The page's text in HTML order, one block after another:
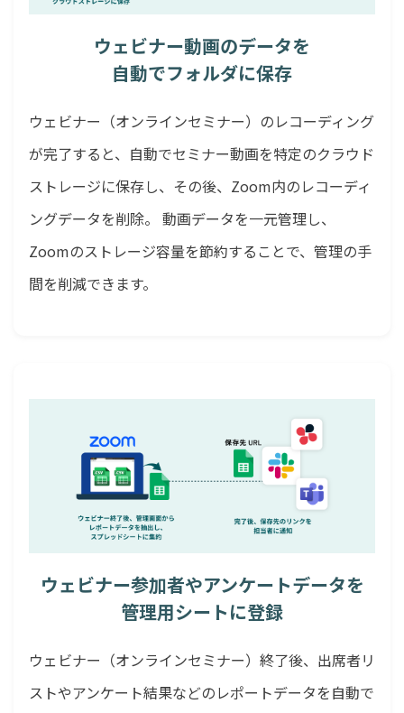
ウェビナー動画のデータを
自動でフォルダに保存
ウェビナー（オンラインセミナー）のレコーディング
が完了すると、自動でセミナー動画を特定のクラウド
ストレージに保存し、その後、Zoom内のレコーディ
ングデータを削除。 動画データを一元管理し、
Zoomのストレージ容量を節約することで、管理の手
間を削減できます。
ウェビナー参加者やアンケートデータを
管理用シートに登録
ウェビナー（オンラインセミナー）終了後、出席者リ
ストやアンケート結果などのレポートデータを自動で